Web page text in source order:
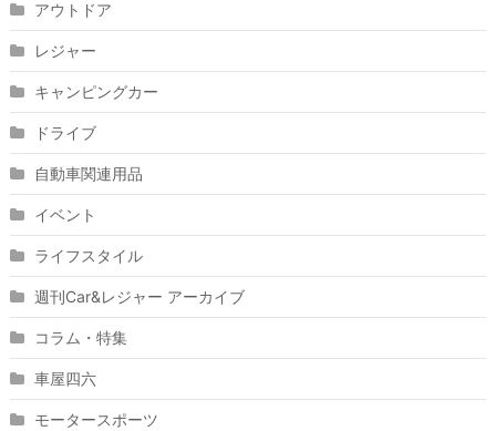
アウトドア
レジャー
キャンピングカー
ドライブ
自動車関連用品
イベント
ライフスタイル
週刊Car&レジャー アーカイブ
コラム・特集
車屋四六
モータースポーツ